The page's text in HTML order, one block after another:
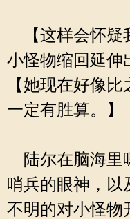
【这样会怀疑
小怪物缩回延伸
【她现在好像
一定有胜算。】
陆尔在脑海里
哨兵的眼神，以
不明的对小怪物